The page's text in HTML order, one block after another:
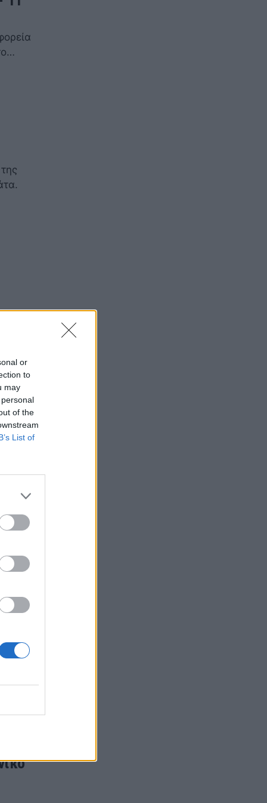
or
to
may
of the
List of
θα
που